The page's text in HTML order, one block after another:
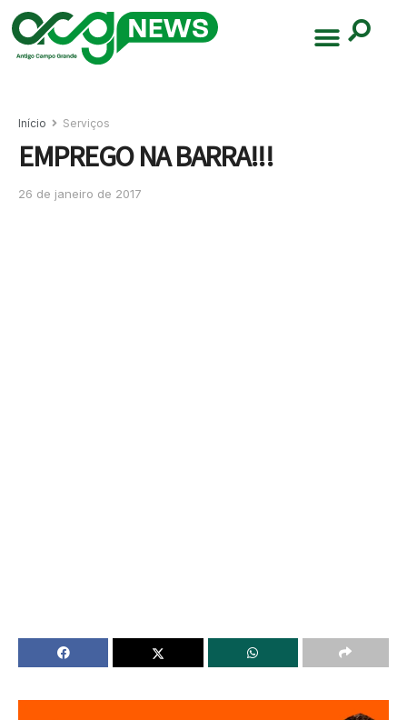
Início Serviços
EMPREGO NA BARRA!!!
26 de janeiro de 2017